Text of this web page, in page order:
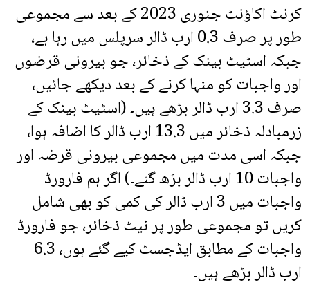
کرنٹ اکاؤنٹ جنوری 2023 کے بعد سے مجموعی
طور پر صرف 0.3 ارب ڈالر سرپلس میں رہا ہے،
جبکہ اسٹیٹ بینک کے ذخائر، جو بیرونی قرضوں
اور واجبات کو منہا کرنے کے بعد دیکھے جائیں،
صرف 3.3 ارب ڈالر بڑھے ہیں۔ (اسٹیٹ بینک کے
زرمبادلہ ذخائر میں 13.3 ارب ڈالر کا اضافہ ہوا،
جبکہ اسی مدت میں مجموعی بیرونی قرضہ اور
واجبات 10 ارب ڈالر بڑھ گئے۔) اگر ہم فارورڈ
واجبات میں 3 ارب ڈالر کی کمی کو بھی شامل
کریں تو مجموعی طور پر نیٹ ذخائر، جو فارورڈ
واجبات کے مطابق ایڈجسٹ کیے گئے ہوں، 6.3
ارب ڈالر بڑھے ہیں۔